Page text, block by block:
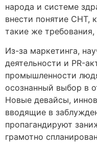
народа и системе
внести понятие СНТ,
такие же
Из-за маркетинга,
деятельности и PR-
промышленности
осознанный выбор в
Новые девайсы,
вводящие в
пропагандируют
грамотно